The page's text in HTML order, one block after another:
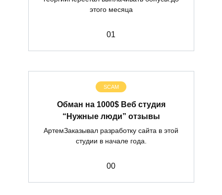
этого месяца
01
SCAM
Обман на 1000$ Веб студия
“Нужные люди” отзывы
АртемЗаказывал разработку сайта в этой
студии в начале года.
00